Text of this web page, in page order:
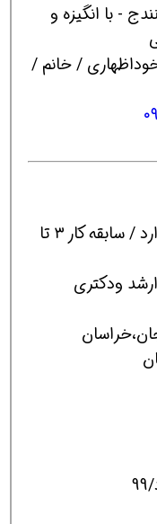
- با انگیزه و
/ خانم /
کارشناس ایمنی و بهداشت / بیمه دارد / سابقه کار ۳ تا
ودکتری